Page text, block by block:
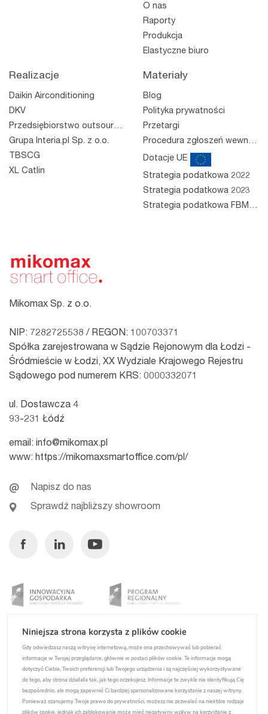
Mikomax Sp. z o.o.
NIP: 7282725538 / REGON: 100703371
Spółka zarejestrowana w Sądzie Rejonowym dla Łodzi -
Śródmieście w Łodzi, XX Wydziale Krajowego Rejestru
Sądowego pod numerem KRS: 0000332071
ul. Dostawcza 4
93-231 Łódź
email: info@mikomax.pl
www: https://mikomaxsmartoffice.com/pl/
Napisz do nas
Sprawdź najbliższy showroom
FacebookLinkedinYoutube
O nas
Raporty
Produkcja
Elastyczne biuro
Realizacje
Daikin Airconditioning
DKV
Przedsiębiorstwo outsourcingowe
Grupa Interia.pl Sp. z o.o.
TBSCG
XL Catlin
Materiały
Blog
Polityka prywatności
Przetargi
Procedura zgłoszeń wewnętrznych
Dotacje UE
Strategia podatkowa 2022
Strategia podatkowa 2023
Strategia podatkowa FBM 2023
Niniejsza strona korzysta z plików cookie
Gdy odwiedzasz naszą witrynę internetową, może ona przechowywać lub pobierać
informacje w Twojej przeglądarce, głównie w postaci plików cookie. Te informacje mogą
dotyczyć Ciebie, Twoich preferencji lub Twojego urządzenia i są najczęściej wykorzystywane
do tego, aby strona działała tak, jak tego oczekujesz. Informacje te zwykle nie identyfikują Cię
bezpośrednio, ale mogą zapewnić Ci bardziej spersonalizowane korzystanie z naszej witryny.
Ponieważ szanujemy Twoje prawo do prywatności, możesz nie zezwalać na niektóre rodzaje
plików cookie, jednak ich zablokowanie może mieć negatywny wpływ na korzystanie z